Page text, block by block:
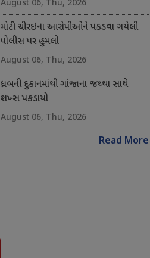
મોટી ચીરઇના આરોપીઓને પકડવા ગયેલી
પોલીસ પર હુમલો
August 06, Thu, 2026
ધ્રબની દુકાનમાંથી ગાંજાના જથ્થા સાથે
શખ્સ પકડાયો
August 06, Thu, 2026
Read More